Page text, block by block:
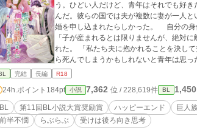
う。ひどい人だけど、青年はそれでも好
んだ。彼らの国では夫が複数に妻が一人
婚を申し込まれたらしかった。 自分の身
「子が産まれるとは限りませんが、絶対
れた。 「私たち夫に抱かれることを決し
ら死んでしまうかもしれないと青年は
夫たち以外との性行為が最初の頃ありま
ッピーエンドになるのでご安心を。溺愛
ます。ご了承ください。 天使シリーズです。説明についてはfujossyを参照のこと→https://fujossy.jp/books/1786
8 中華ファンタジー／天使シリーズ／受け視点／経産夫／巨根／産卵／溺愛／乳首責め／アナル責め／結腸責め／
おもらし（小スカ）／潮吹き／総受け／授
完結 長編 R18
24h.ポイント 184pt 小説 7,362 位 / 228,619件 BL 1,450
BL 第11回BL小説大賞奨励賞 ハッピーエンド 巨人
前半不憫
らぶらぶ 受けは後ろ向き思考